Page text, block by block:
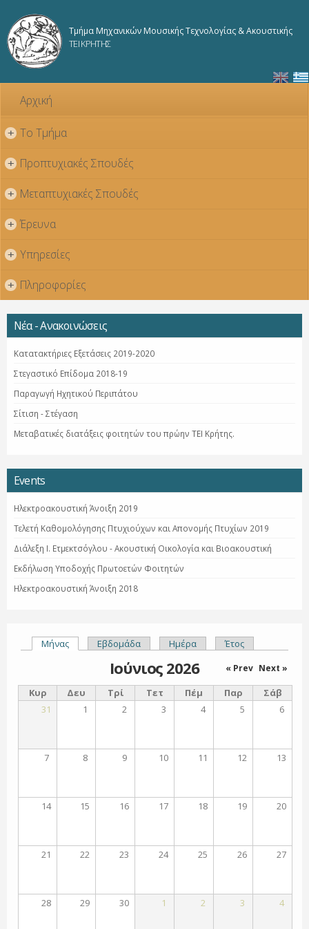
κυρίως
Τμήμα Μηχανικών Μουσικής Τεχνολογίας & Ακουστικής
ΤΕΙ ΚΡΗΤΗΣ
Αρχική
+ Το Τμήμα
+ Προπτυχιακές Σπουδές
+ Μεταπτυχιακές Σπουδές
+ Έρευνα
+ Υπηρεσίες
+ Πληροφορίες
Νέα - Ανακοινώσεις
Κατατακτήριες Εξετάσεις 2019-2020
Στεγαστικό Επίδομα 2018-19
Παραγωγή Ηχητικού Περιπάτου
Σίτιση - Στέγαση
Μεταβατικές διατάξεις φοιτητών του πρώην ΤΕΙ Κρήτης.
Events
Ηλεκτροακουστική Άνοιξη 2019
Τελετή Καθομολόγησης Πτυχιούχων και Απονομής Πτυχίων 2019
Διάλεξη Ι. Ετμεκτσόγλου - Ακουστική Οικολογία και Βιοακουστική
Εκδήλωση Υποδοχής Πρωτοετών Φοιτητών
Ηλεκτροακουστική Άνοιξη 2018
Πρωτεύουσες καρτέλες
Μήνας(ενεργή καρτέλα)
Εβδομάδα Ημέρα Έτος
Ιούνιος 2026 « Prev Next »
Κυρ Δευ Τρί Τετ Πέμ Παρ
Σάβ
31
1 2 3 4 5 6
7 8 9 10 11 12 13
14 15 16 17 18 19 20
21 22 23 24 25 26 27
28 29 30 1 2 3 4